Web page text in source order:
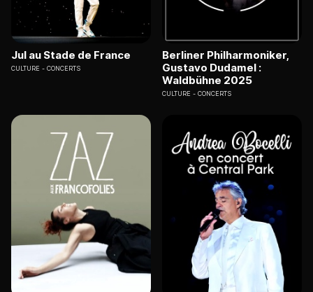
Jul au Stade de France
CULTURE CONCERTS
Berliner Philharmoniker,
Gustavo Dudamel :
Waldbühne 2025
CULTURE CONCERTS